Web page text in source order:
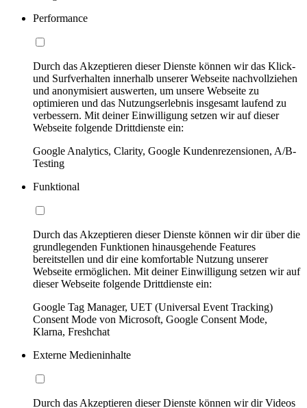
Performance
Durch das Akzeptieren dieser Dienste können wir das Klick-
und Surfverhalten innerhalb unserer Webseite nachvollziehen
und anonymisiert auswerten, um unsere Webseite zu
optimieren und das Nutzungserlebnis insgesamt laufend zu
verbessern. Mit deiner Einwilligung setzen wir auf dieser
Webseite folgende Drittdienste ein:
Google Analytics, Clarity, Google Kundenrezensionen, A/B-
Testing
Funktional
Durch das Akzeptieren dieser Dienste können wir dir über die
grundlegenden Funktionen hinausgehende Features
bereitstellen und dir eine komfortable Nutzung unserer
Webseite ermöglichen. Mit deiner Einwilligung setzen wir auf
dieser Webseite folgende Drittdienste ein:
Google Tag Manager, UET (Universal Event Tracking)
Consent Mode von Microsoft, Google Consent Mode,
Klarna, Freshchat
Externe Medieninhalte
Durch das Akzeptieren dieser Dienste können wir dir Videos